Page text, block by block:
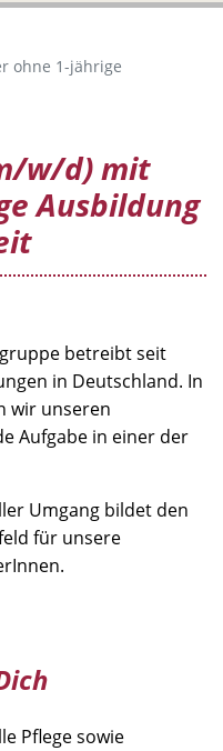
ohne 1-jährige
w/d) mit
Ausbildung
betreibt seit
in Deutschland. In
wir unseren
Aufgabe in einer der
Umgang bildet den
für unsere
Pflege sowie